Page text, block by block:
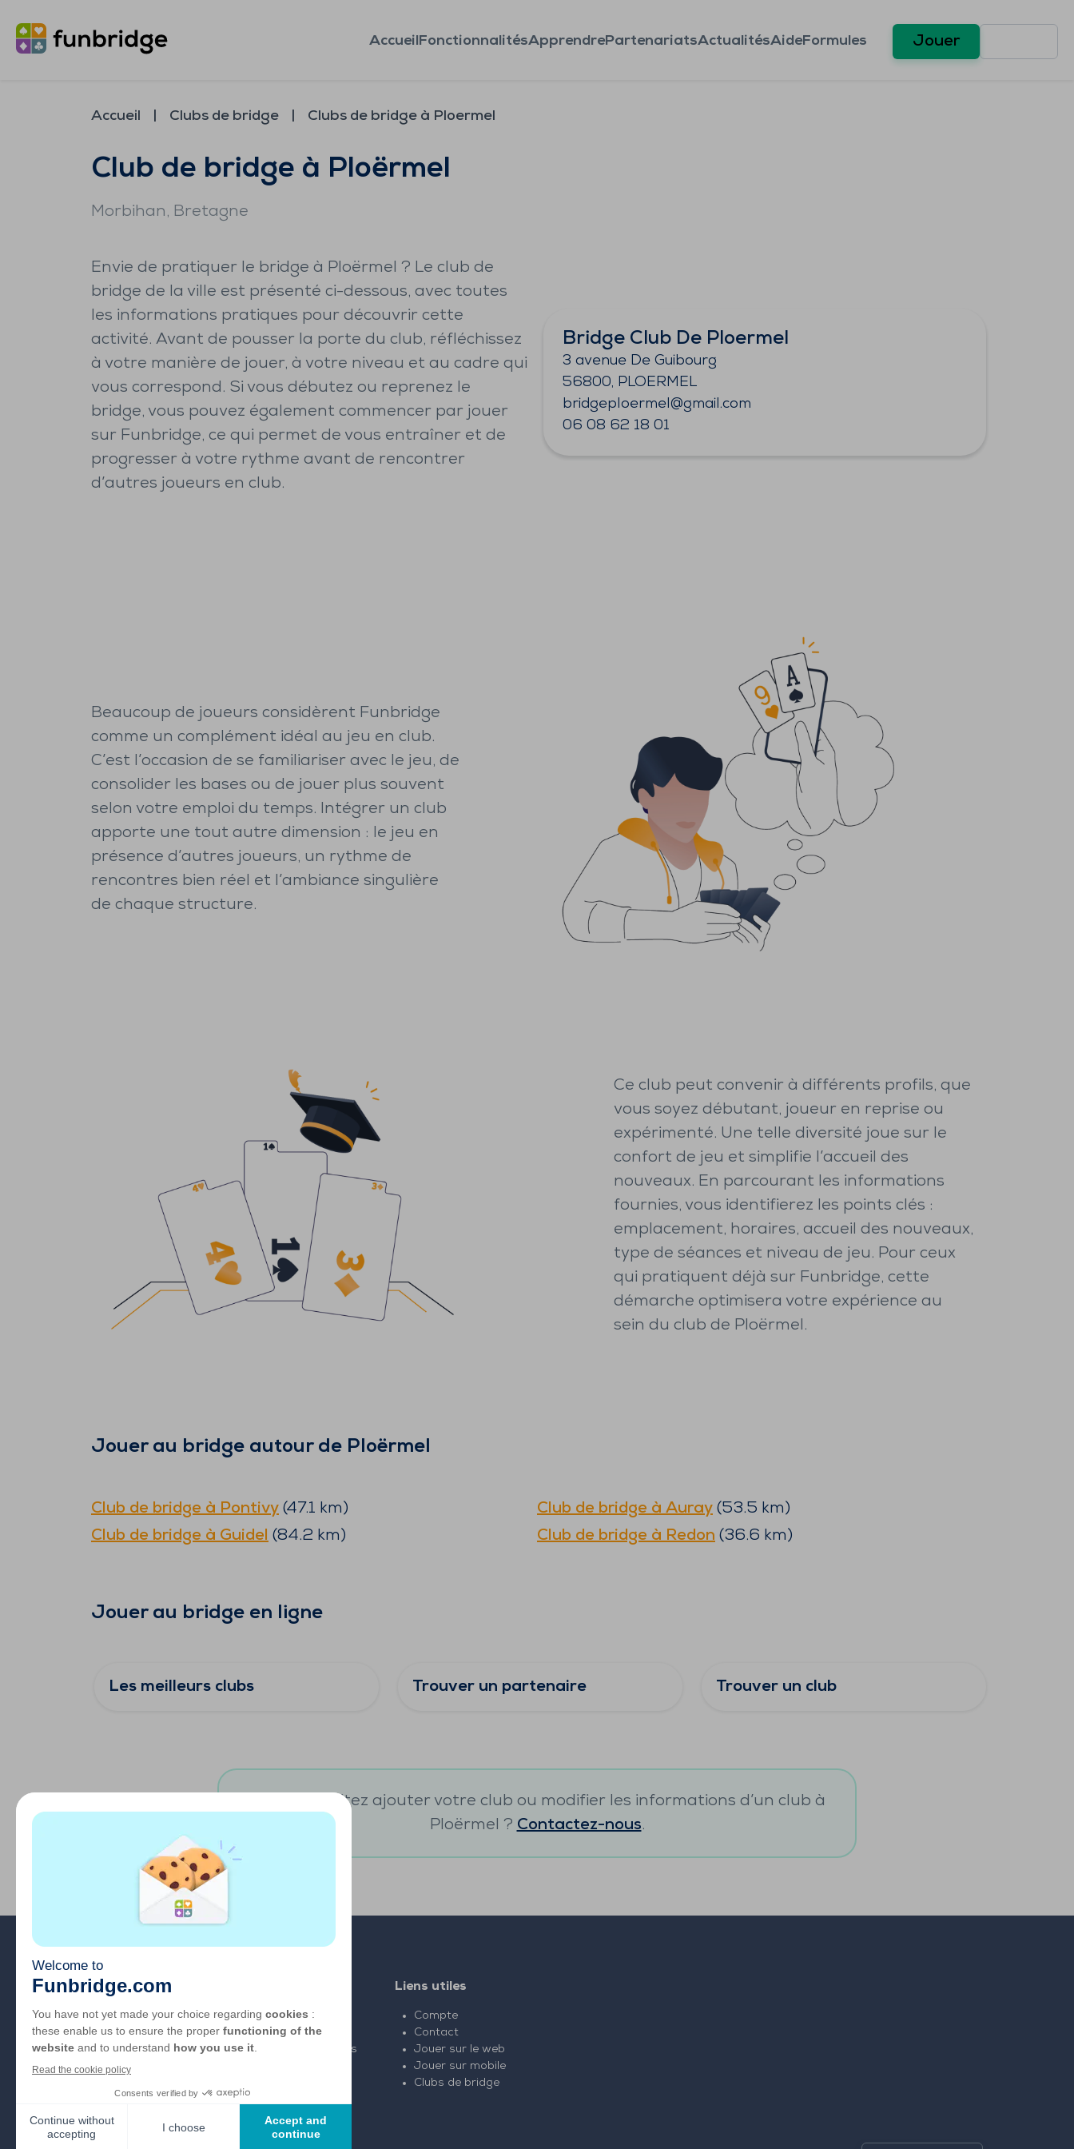
AccueilFonctionnalitésApprendrePartenariatsActualitésAideFormules Jouer
Accueil Clubs de bridge Clubs de bridge à Ploermel
Club de bridge à Ploërmel
Morbihan , Bretagne
Envie de pratiquer le bridge à Ploërmel ? Le club de
bridge de la ville est présenté ci-dessous, avec toutes
les informations pratiques pour découvrir cette
activité. Avant de pousser la porte du club, réfléchissez
à votre manière de jouer, à votre niveau et au cadre qui
vous correspond. Si vous débutez ou reprenez le
bridge, vous pouvez également commencer par jouer
sur Funbridge, ce qui permet de vous entraîner et de
progresser à votre rythme avant de rencontrer
d’autres joueurs en club.
Bridge Club De Ploermel
3 avenue De Guibourg
56800, PLOERMEL
bridgeploermel@gmail.com
06 08 62 18 01
Beaucoup de joueurs considèrent Funbridge
comme un complément idéal au jeu en club.
C’est l’occasion de se familiariser avec le jeu, de
consolider les bases ou de jouer plus souvent
selon votre emploi du temps. Intégrer un club
apporte une tout autre dimension : le jeu en
présence d’autres joueurs, un rythme de
rencontres bien réel et l’ambiance singulière
de chaque structure.
Ce club peut convenir à différents profils, que
vous soyez débutant, joueur en reprise ou
expérimenté. Une telle diversité joue sur le
confort de jeu et simplifie l’accueil des
nouveaux. En parcourant les informations
fournies, vous identifierez les points clés :
emplacement, horaires, accueil des nouveaux,
type de séances et niveau de jeu. Pour ceux
qui pratiquent déjà sur Funbridge, cette
démarche optimisera votre expérience au
sein du club de Ploërmel.
Jouer au bridge autour de Ploërmel
Club de bridge à Pontivy (47.1 km) Club de bridge à Auray (53.5 km)
Club de bridge à Guidel (84.2 km) Club de bridge à Redon (36.6 km)
Jouer au bridge en ligne
Les meilleurs clubs Trouver un partenaire Trouver un club
Vous souhaitez ajouter votre club ou modifier les informations d’un club à
Ploërmel ? Contactez-nous.
FAQ
Emploi
Liens partenaires
Liens utiles
Compte
Contact
Jouer sur le web
Jouer sur mobile
Clubs de bridge